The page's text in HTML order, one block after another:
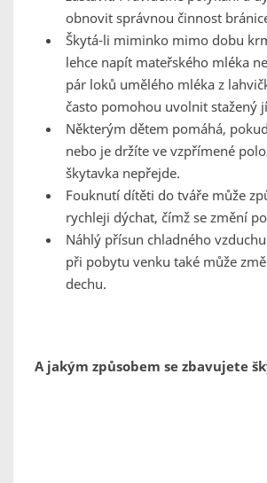
obnovit správnou činnost
Škytá-li miminko mimo dobu
lehce napít mateřského mléka
pár loků umělého mléka z
často pomohou uvolnit stažený
Některým dětem pomáhá,
nebo je držíte ve vzpřímené
škytavka nepřejde.
Fouknutí dítěti do tváře může
rychleji dýchat, čímž se změní
Náhlý přísun chladného
při pobytu venku také může
dechu.
A jakým způsobem se zbavujete